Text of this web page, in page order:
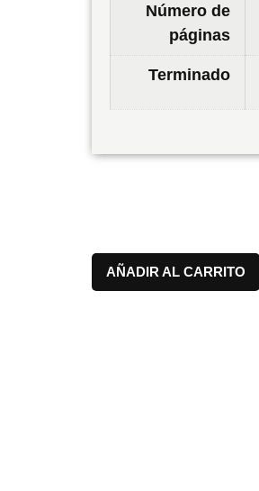
Número de
páginas
Terminado
AÑADIR AL CARRITO